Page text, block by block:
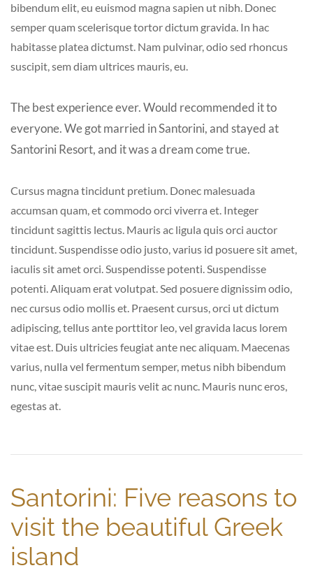
bibendum elit, eu euismod magna sapien ut nibh. Donec
semper quam scelerisque tortor dictum gravida. In hac
habitasse platea dictumst. Nam pulvinar, odio sed rhoncus
suscipit, sem diam ultrices mauris, eu.
The best experience ever. Would recommended it to
everyone. We got married in Santorini, and stayed at
Santorini Resort, and it was a dream come true.
Cursus magna tincidunt pretium. Donec malesuada
accumsan quam, et commodo orci viverra et. Integer
tincidunt sagittis lectus. Mauris ac ligula quis orci auctor
tincidunt. Suspendisse odio justo, varius id posuere sit amet,
iaculis sit amet orci. Suspendisse potenti. Suspendisse
potenti. Aliquam erat volutpat. Sed posuere dignissim odio,
nec cursus odio mollis et. Praesent cursus, orci ut dictum
adipiscing, tellus ante porttitor leo, vel gravida lacus lorem
vitae est. Duis ultricies feugiat ante nec aliquam. Maecenas
varius, nulla vel fermentum semper, metus nibh bibendum
nunc, vitae suscipit mauris velit ac nunc. Mauris nunc eros,
egestas at.
Santorini: Five reasons to
visit the beautiful Greek
island